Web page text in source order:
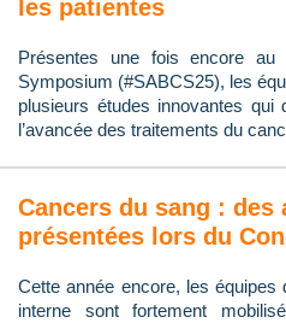
les patientes
Présentes une fois encore au
Symposium (#SABCS25), les
plusieurs études innovantes qui
l’avancée des traitements du
Cancers du sang : des
présentées lors du
Cette année encore, les équipes
interne sont fortement